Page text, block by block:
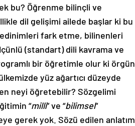
bu? Öğrenme bilinçli ve
dil gelişimi ailede başlar ki bu
fark etme, bilinenleri
(standart) dili kavrama ve
bir öğretimle olur ki örgün
yüz ağartıcı düzeyde
neyi öğretebilir? Sözgelimi
“milli” ve “bilimsel”
gerek yok. Sözü edilen anlatım